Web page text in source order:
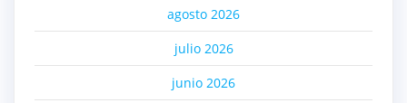
agosto 2026
julio 2026
junio 2026